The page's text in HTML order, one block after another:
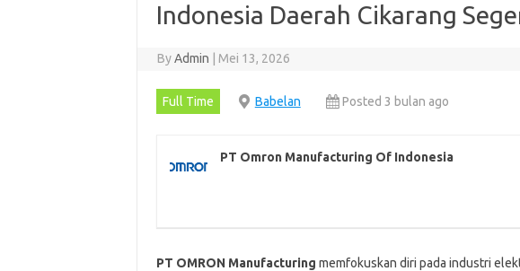
Indonesia Daerah Cikarang
ByAdmin Mei 13, 2026
Full Time Babelan Posted 3 bulan ago
PT Omron Manufacturing Of Indonesia
PT OMRON Manufacturing memfokuskan diri pada industri